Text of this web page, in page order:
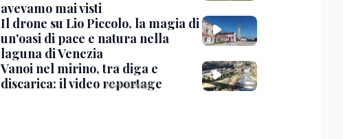
avevamo mai visti
Il drone su Lio Piccolo, la magia di
un'oasi di pace e natura nella
laguna di Venezia
Vanoi nel mirino, tra diga e
discarica: il video reportage